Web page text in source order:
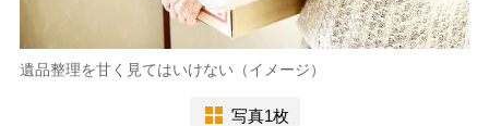
遺品整理を甘く見てはいけない（イメージ）
写真1枚